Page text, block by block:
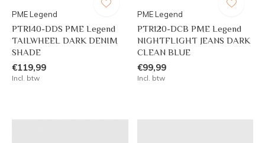
PME Legend
PTR140-DDS PME Legend
TAILWHEEL DARK DENIM
SHADE
€119,99
Incl. btw
PME Legend
PTR120-DCB PME Legend
NIGHTFLIGHT JEANS DARK
CLEAN BLUE
€99,99
Incl. btw